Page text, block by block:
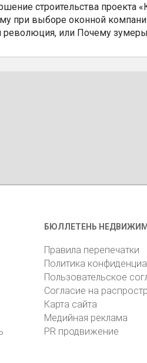
строительства проекта
при выборе оконной
революция, или Почему
БЮЛЛЕТЕНЬ
Правила перепечатки
Политика
Пользовательское
Согласие на
Карта сайта
Медийная реклама
PR продвижение